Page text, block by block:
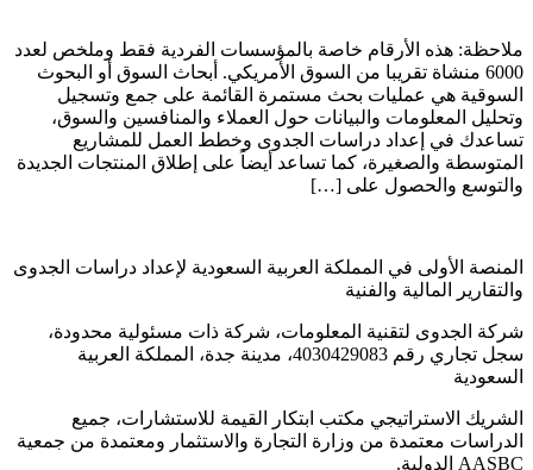
ملاحظة: هذه الأرقام خاصة بالمؤسسات الفردية فقط وملخص لعدد
6000 منشاة تقريبا من السوق الأمريكي. أبحاث السوق أو البحوث
السوقية هي عمليات بحث مستمرة القائمة على جمع وتسجيل
وتحليل المعلومات والبيانات حول العملاء والمنافسين والسوق،
تساعدك في إعداد دراسات الجدوى وخطط العمل للمشاريع
المتوسطة والصغيرة، كما تساعد أيضاً على إطلاق المنتجات الجديدة
والتوسع والحصول على […]
المنصة الأولى في المملكة العربية السعودية لإعداد دراسات الجدوى
والتقارير المالية والفنية
شركة الجدوى لتقنية المعلومات، شركة ذات مسئولية محدودة،
سجل تجاري رقم 4030429083، مدينة جدة، المملكة العربية
السعودية
الشريك الاستراتيجي مكتب ابتكار القيمة للاستشارات، جميع
الدراسات معتمدة من وزارة التجارة والاستثمار ومعتمدة من جمعية
AASBC الدولية.